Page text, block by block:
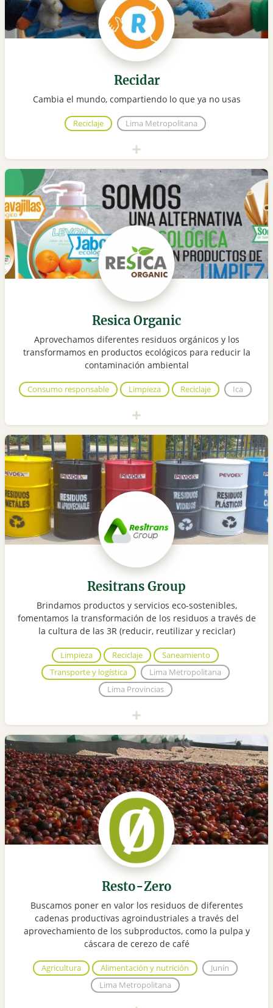
Recidar
Cambia el mundo, compartiendo lo que ya no usas
Reciclaje Lima Metropolitana
Resica Organic
Aprovechamos diferentes residuos orgánicos y los
transformamos en productos ecológicos para reducir la
contaminación ambiental
Consumo responsable Limpieza Reciclaje Ica
Resitrans Group
Brindamos productos y servicios eco-sostenibles,
fomentamos la transformación de los residuos a través de
la cultura de las 3R (reducir, reutilizar y reciclar)
Limpieza Reciclaje
Saneamiento
Transporte y logística
Lima Metropolitana
Lima Provincias
Resto-Zero
Buscamos poner en valor los residuos de diferentes
cadenas productivas agroindustriales a través del
aprovechamiento de los subproductos, como la pulpa y
cáscara de cerezo de café
Agricultura Alimentación y nutrición
Junín
Lima Metropolitana